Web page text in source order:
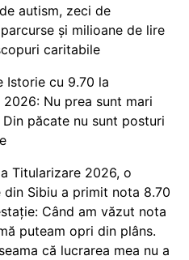
autism, zeci de
și milioane de lire
caritabile
Istorie cu 9.70 la
Nu prea sunt mari
păcate nu sunt posturi
Titularizare 2026, o
Sibiu a primit nota 8.70
Când am văzut nota
puteam opri din plâns.
că lucrarea mea nu a